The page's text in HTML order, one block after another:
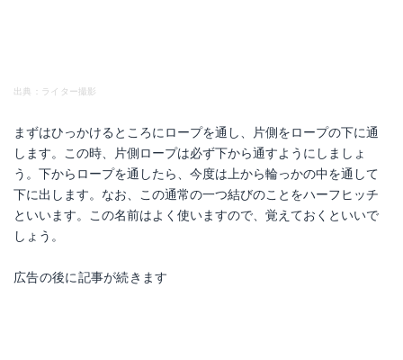
出典：ライター撮影
まずはひっかけるところにロープを通し、片側をロープの下に通
します。この時、片側ロープは必ず下から通すようにしましょ
う。下からロープを通したら、今度は上から輪っかの中を通して
下に出します。なお、この通常の一つ結びのことをハーフヒッチ
といいます。この名前はよく使いますので、覚えておくといいで
しょう。
広告の後に記事が続きます